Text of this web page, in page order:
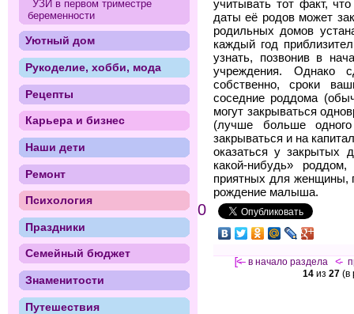
учитывать тот факт,
даты её родов может
родильных домов
каждый год
узнать, позвонив в
учреждения. Однако
собственно, сроки
соседние роддома
могут закрываться
(лучше больше одного
закрываться и на
оказаться у закрытых
какой-нибудь»
приятных для женщины,
рождение малыша.
0
[<— в начало раздела <-
14 из 27 (в
УЗИ в первом триместре
беременности
Уютный дом
Рукоделие, хобби, мода
Рецепты
Карьера и бизнес
Наши дети
Ремонт
Психология
Праздники
Семейный бюджет
Знаменитости
Путешествия